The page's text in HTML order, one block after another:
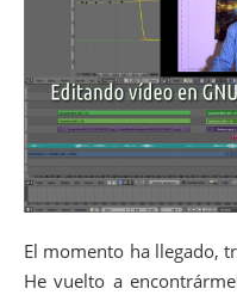
El momento ha llegado,
He vuelto a